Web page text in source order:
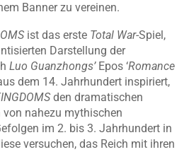
Banner zu vereinen.
ist das erste Total War-Spiel,
Darstellung der
Luo Guanzhongs’ Epos ‘Romance
dem 14. Jahrhundert inspiriert,
den dramatischen
von nahezu mythischen
im 2. bis 3. Jahrhundert in
versuchen, das Reich mit ihren